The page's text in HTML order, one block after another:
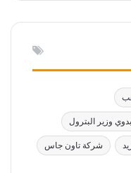
وزير البترول
شركة تاون جاس